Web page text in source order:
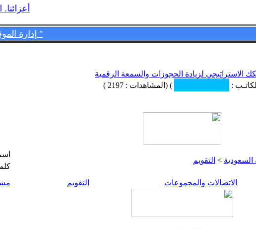
أعزائنا.
الاستراتيجي لزيادة الحجوزات والسمعة الرقمية
:
) (المشاهدات : 2197 )
> التقويم
الاتصالات والمجموعات التقويم